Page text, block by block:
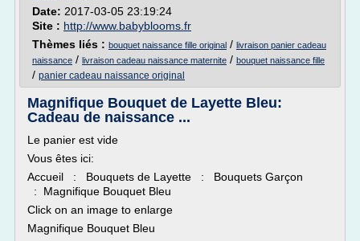
Date: 2017-03-05 23:19:24
Site : http://www.babyblooms.fr
Thèmes liés : bouquet naissance fille original / livraison panier cadeau
naissance / livraison cadeau naissance maternite / bouquet naissance fille
/ panier cadeau naissance original
Magnifique Bouquet de Layette Bleu:
Cadeau de naissance ...
Le panier est vide
Vous êtes ici:
Accueil : Bouquets de Layette : Bouquets Garçon
: Magnifique Bouquet Bleu
Click on an image to enlarge
Magnifique Bouquet Bleu